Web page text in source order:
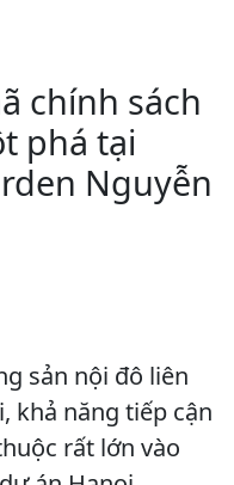
chính sách
phá tại
Nguyễn
sản nội đô liên
khả năng tiếp cận
rất lớn vào